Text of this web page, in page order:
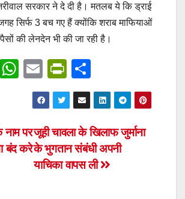
सरकार ने दे दी है। मतलब ये कि ड्राई
सिर्फ 3 बच गए हैं क्योंकि शराब माफियाओं
की लेनदेन भी की जा रही है।
T
W
at
s
A
E
m
ail
Pr
in
tF
ri
e
n
h
ar
e
जूही चावला के खिलाफ जुर्माना
के भुगतान संबंधी अपनी
याचिका वापस ली
पर
बंद करे